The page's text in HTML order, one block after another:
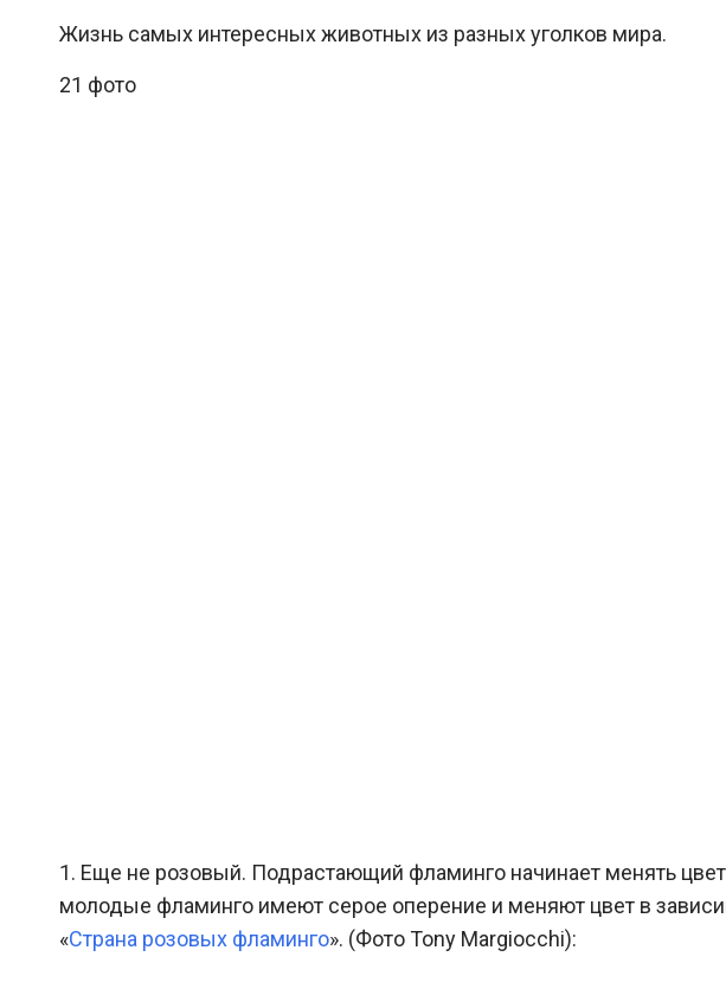
Жизнь самых интересных животных из разных уголков мира.
21 фото
1. Еще не розовый. Подрастающий фламинго начинает менять
молодые фламинго имеют серое оперение и меняют цвет в
«Страна розовых фламинго». (Фото Tony Margiocchi):